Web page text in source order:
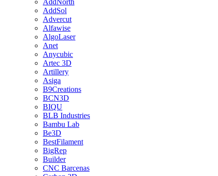
AddNorth
AddSol
Advercut
Alfawise
AlgoLaser
Anet
Anycubic
Artec 3D
Artillery
Asiga
B9Creations
BCN3D
BIQU
BLB Industries
Bambu Lab
Be3D
BestFilament
BigRep
Builder
CNC Barcenas